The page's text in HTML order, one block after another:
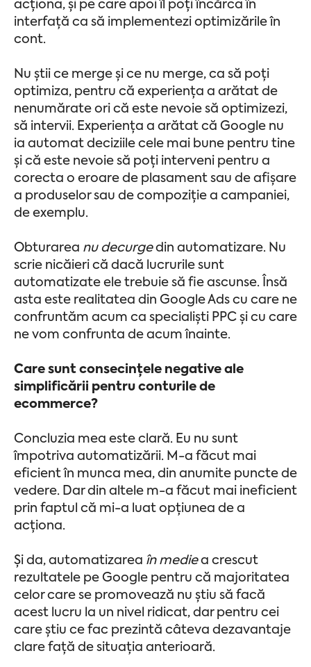
acționa, și pe care apoi îl poți încărca în
interfață ca să implementezi optimizările în
cont.
Nu știi ce merge și ce nu merge, ca să poți
optimiza, pentru că experiența a arătat de
nenumărate ori că este nevoie să optimizezi,
să intervii. Experiența a arătat că Google nu
ia automat deciziile cele mai bune pentru tine
și că este nevoie să poți interveni pentru a
corecta o eroare de plasament sau de afișare
a produselor sau de compoziție a campaniei,
de exemplu.
Obturarea nu decurgedin automatizare. Nu
scrie nicăieri că dacă lucrurile sunt
automatizate ele trebuie să fie ascunse. Însă
asta este realitatea din Google Ads cu care ne
confruntăm acum ca specialiști PPC și cu care
ne vom confrunta de acum înainte.
Care sunt consecințele negative ale
simplificării pentru conturile de
ecommerce?
Concluzia mea este clară. Eu nu sunt
împotriva automatizării. M-a făcut mai
eficient în munca mea, din anumite puncte de
vedere. Dar din altele m-a făcut mai ineficient
prin faptul că mi-a luat opțiunea de a
acționa.
Și da, automatizarea în mediea crescut
rezultatele pe Google pentru că majoritatea
celor care se promovează nu știu să facă
acest lucru la un nivel ridicat, dar pentru cei
care știu ce fac prezintă câteva dezavantaje
clare față de situația anterioară.